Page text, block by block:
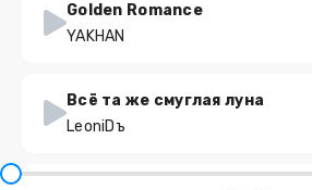
Golden Romance
YAKHAN
Всё та же смуглая луна
LeoniDъ